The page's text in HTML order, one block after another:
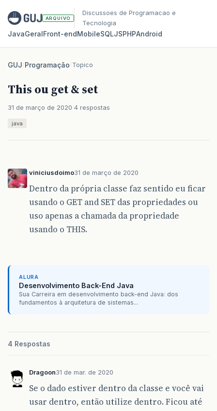
ARQUIVO
Discussoes de Programacao e
Tecnologia
JavaGeralFront‑endMobileSQLJSPHPAndroid
GUJ/Programação/Topico
This ou get & set
31 de março de 2020 4 respostas
java
viniciusdoimo31 de março de 2020
Dentro da própria classe faz sentido eu ficar
usando o GET and SET das propriedades ou
uso apenas a chamada da propriedade
usando o THIS.
ALURA
Desenvolvimento Back-End Java
Sua Carreira em desenvolvimento back-end Java: dos
fundamentos à arquitetura de sistemas...
4 Respostas
Dragoon31 de mar. de 2020
Se o dado estiver dentro da classe e você vai
usar dentro, então utilize dentro. Ficou até